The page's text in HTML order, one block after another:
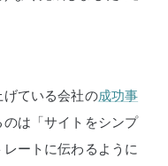
ている会社の成功事
は「サイトをシンプ
ートに伝わるように